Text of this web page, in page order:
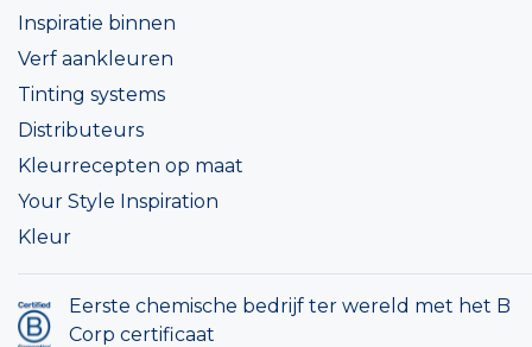
Inspiratie binnen
Verf aankleuren
Tinting systems
Distributeurs
Kleurrecepten op maat
Your Style Inspiration
Kleur
Eerste chemische bedrijf ter wereld met het B
Corp certificaat